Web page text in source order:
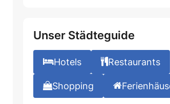
Unser Städteguide
Hotels Restaurants
Shopping